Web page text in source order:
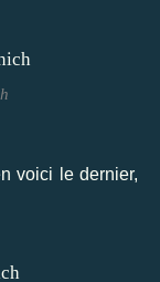
voici le dernier,